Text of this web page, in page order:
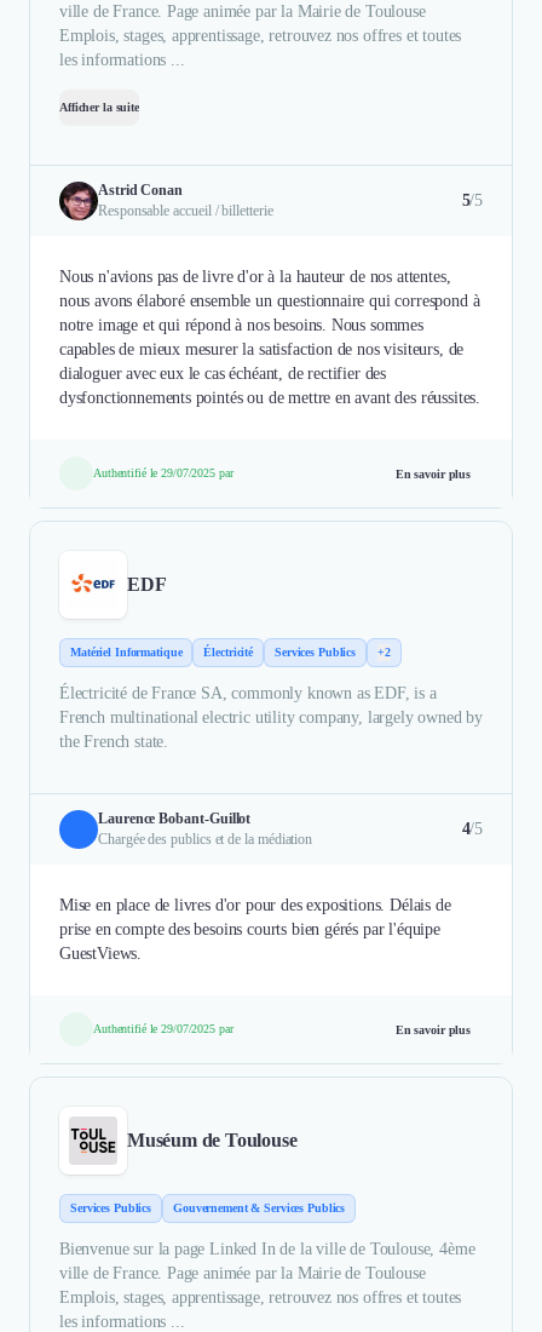
ville de France. Page animée par la Mairie de Toulouse
Emplois, stages, apprentissage, retrouvez nos offres et toutes
les informations ...
Afficher la suite
Astrid Conan
Responsable accueil / billetterie
5/5
Nous n'avions pas de livre d'or à la hauteur de nos attentes,
nous avons élaboré ensemble un questionnaire qui correspond à
notre image et qui répond à nos besoins. Nous sommes
capables de mieux mesurer la satisfaction de nos visiteurs, de
dialoguer avec eux le cas échéant, de rectifier des
dysfonctionnements pointés ou de mettre en avant des réussites.
Authentifié le 29/07/2025 par En savoir plus
EDF
Matériel Informatique Électricité Services Publics +2
Électricité de France SA, commonly known as EDF, is a
French multinational electric utility company, largely owned by
the French state.
Laurence Bobant-Guillot
Chargée des publics et de la médiation
4/5
Mise en place de livres d'or pour des expositions. Délais de
prise en compte des besoins courts bien gérés par l'équipe
GuestViews.
Authentifié le 29/07/2025 par En savoir plus
Muséum de Toulouse
Services Publics Gouvernement & Services Publics
Bienvenue sur la page Linked In de la ville de Toulouse, 4ème
ville de France. Page animée par la Mairie de Toulouse
Emplois, stages, apprentissage, retrouvez nos offres et toutes
les informations ...